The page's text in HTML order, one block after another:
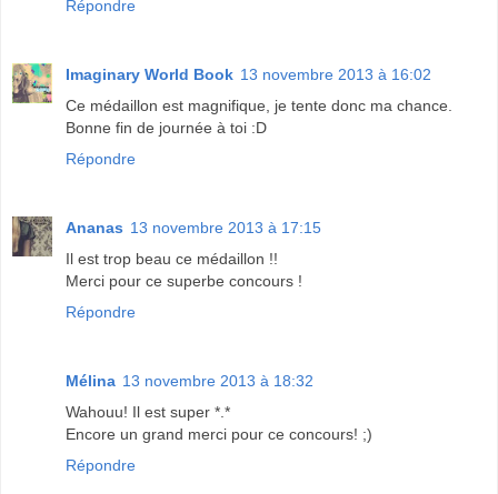
Répondre
Imaginary World Book 13 novembre 2013 à 16:02
Ce médaillon est magnifique, je tente donc ma chance.
Bonne fin de journée à toi :D
Répondre
Ananas 13 novembre 2013 à 17:15
Il est trop beau ce médaillon !!
Merci pour ce superbe concours !
Répondre
Mélina 13 novembre 2013 à 18:32
Wahouu! Il est super *.*
Encore un grand merci pour ce concours! ;)
Répondre